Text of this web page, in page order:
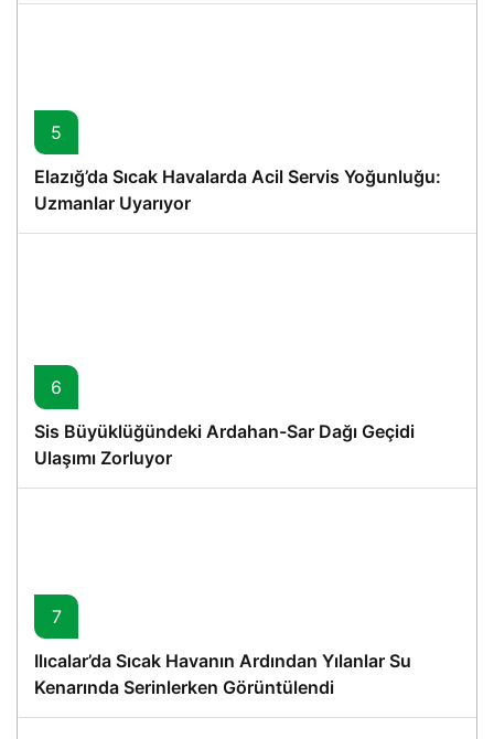
5
Elazığ’da Sıcak Havalarda Acil Servis Yoğunluğu:
Uzmanlar Uyarıyor
6
Sis Büyüklüğündeki Ardahan-Sar Dağı Geçidi
Ulaşımı Zorluyor
7
Ilıcalar’da Sıcak Havanın Ardından Yılanlar Su
Kenarında Serinlerken Görüntülendi